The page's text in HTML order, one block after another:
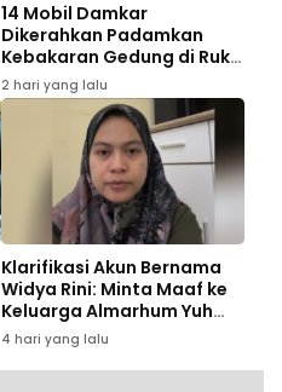
14 Mobil Damkar
Dikerahkan Padamkan
Kebakaran Gedung di Ruko
Central Cikini
2 hari yang lalu
Klarifikasi Akun Bernama
Widya Rini: Minta Maaf ke
Keluarga Almarhum Yuh
Rizal dan Instansi
4 hari yang lalu